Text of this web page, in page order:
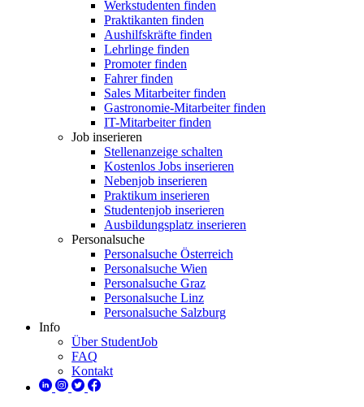
Werkstudenten finden
Praktikanten finden
Aushilfskräfte finden
Lehrlinge finden
Promoter finden
Fahrer finden
Sales Mitarbeiter finden
Gastronomie-Mitarbeiter finden
IT-Mitarbeiter finden
Job inserieren
Stellenanzeige schalten
Kostenlos Jobs inserieren
Nebenjob inserieren
Praktikum inserieren
Studentenjob inserieren
Ausbildungsplatz inserieren
Personalsuche
Personalsuche Österreich
Personalsuche Wien
Personalsuche Graz
Personalsuche Linz
Personalsuche Salzburg
Info
Über StudentJob
FAQ
Kontakt